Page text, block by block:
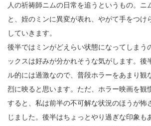
人の祈祷師ニムの日常を追うというもの。ニ
と、姪のミンに異変が表れ、やがて手をつけ
していきます。
後半ではミンがどえらい状態になってしまう
ックスは好みが分かれそうな気がします。後
ル的には過激なので、普段ホラーをあまり観
烈に映ると思います。ただ、ホラー映画を観
すると、私は前半の不可解な状況のほうが怖
じました。後半はちょっとやり過ぎな印象も